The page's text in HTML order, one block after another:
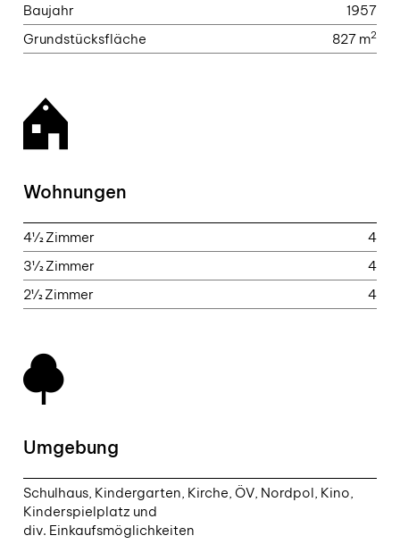
Baujahr
1957
Grundstücksfläche
827 m2
Wohnungen
4½ Zimmer
4
3½ Zimmer
4
2½ Zimmer
4
Umgebung
Schulhaus, Kindergarten, Kirche, ÖV, Nordpol, Kino,
Kinderspielplatz und
div. Einkaufsmöglichkeiten